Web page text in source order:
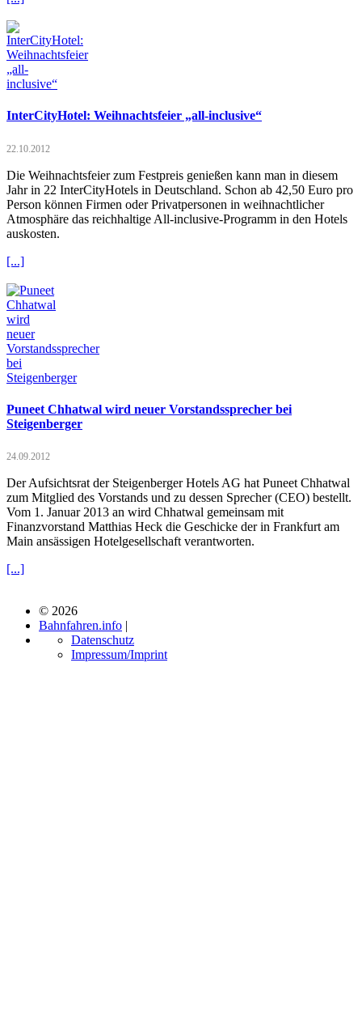
InterCityHotel: Weihnachtsfeier „all-inclusive“
22.10.2012
Die Weihnachtsfeier zum Festpreis genießen kann man in diesem
Jahr in 22 InterCityHotels in Deutschland. Schon ab 42,50 Euro pro
Person können Firmen oder Privatpersonen in weihnachtlicher
Atmosphäre das reichhaltige All-inclusive-Programm in den Hotels
auskosten.
[...]
Puneet Chhatwal wird neuer Vorstandssprecher bei
Steigenberger
24.09.2012
Der Aufsichtsrat der Steigenberger Hotels AG hat Puneet Chhatwal
zum Mitglied des Vorstands und zu dessen Sprecher (CEO) bestellt.
Vom 1. Januar 2013 an wird Chhatwal gemeinsam mit
Finanzvorstand Matthias Heck die Geschicke der in Frankfurt am
Main ansässigen Hotelgesellschaft verantworten.
[...]
© 2026
Bahnfahren.info |
Datenschutz
Impressum/Imprint